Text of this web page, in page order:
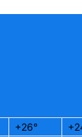
+26° +